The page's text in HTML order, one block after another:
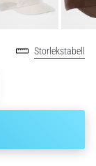
Storlekstabell